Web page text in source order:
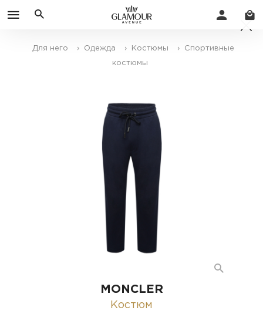
Для него › Одежда › Костюмы › Спортивные
костюмы
MONCLER
Костюм